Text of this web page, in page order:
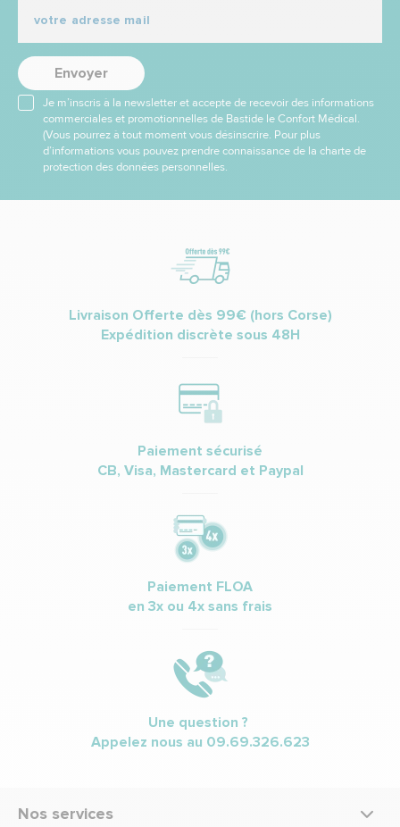
Envoyer
Je m’inscris à la newsletter et accepte de recevoir des informations
commerciales et promotionnelles de Bastide le Confort Médical.
(Vous pourrez à tout moment vous désinscrire. Pour plus
d’informations vous pouvez prendre connaissance de la charte de
protection des données personnelles.
Livraison Offerte dès 99€ (hors Corse)
Expédition discrète sous 48H
Paiement sécurisé
CB, Visa, Mastercard et Paypal
Paiement FLOA
en 3x ou 4x sans frais
Une question ?
Appelez nous au 09.69.326.623
Nos services